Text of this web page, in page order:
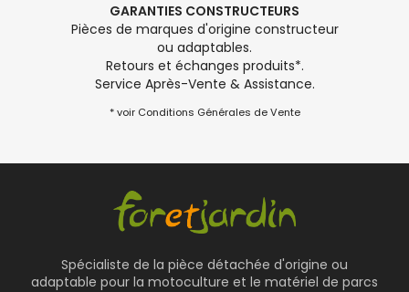
GARANTIES CONSTRUCTEURS
Pièces de marques d'origine constructeur
ou adaptables.
Retours et échanges produits*.
Service Après-Vente & Assistance.
* voir Conditions Générales de Vente
Spécialiste de la pièce détachée d'origine ou
adaptable pour la motoculture et le matériel de parcs